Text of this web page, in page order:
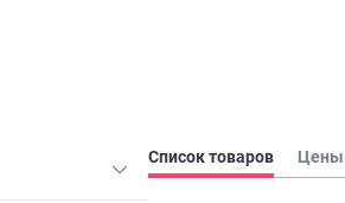
Список товаров Цены